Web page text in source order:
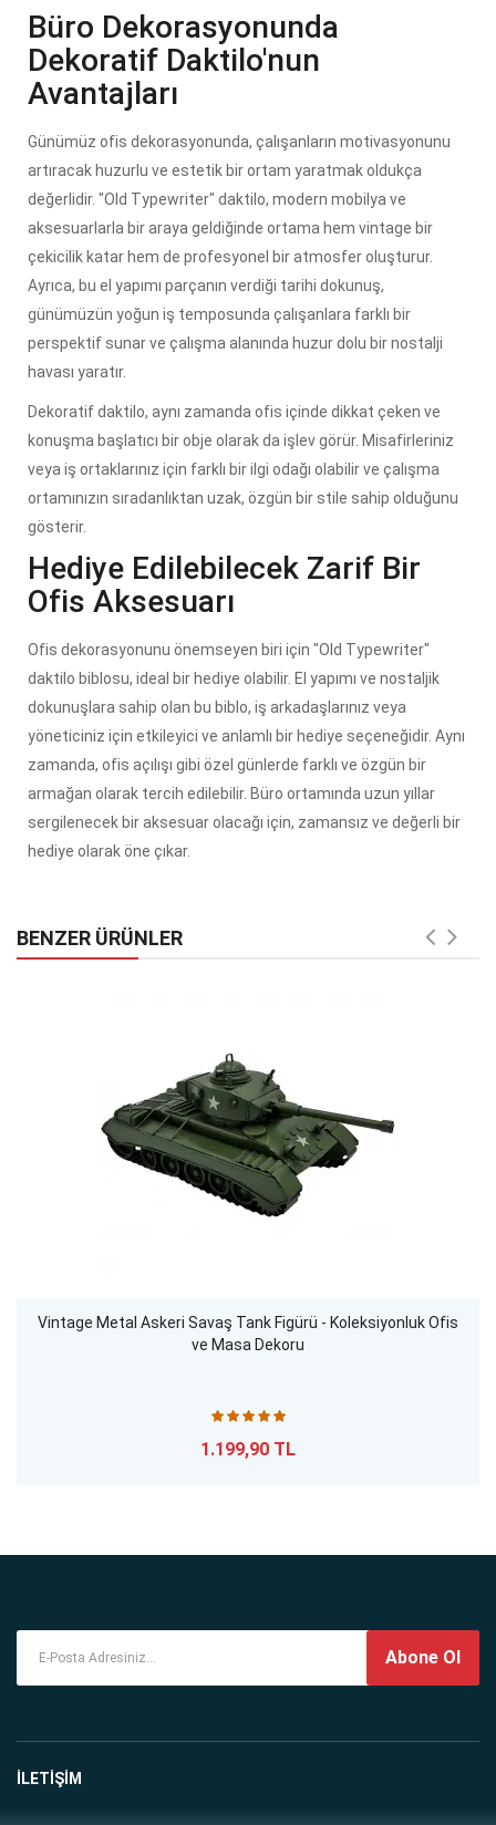
Büro Dekorasyonunda
Dekoratif Daktilo'nun
Avantajları
Günümüz ofis dekorasyonunda, çalışanların motivasyonunu
artıracak huzurlu ve estetik bir ortam yaratmak oldukça
değerlidir. "Old Typewriter" daktilo, modern mobilya ve
aksesuarlarla bir araya geldiğinde ortama hem vintage bir
çekicilik katar hem de profesyonel bir atmosfer oluşturur.
Ayrıca, bu el yapımı parçanın verdiği tarihi dokunuş,
günümüzün yoğun iş temposunda çalışanlara farklı bir
perspektif sunar ve çalışma alanında huzur dolu bir nostalji
havası yaratır.
Dekoratif daktilo, aynı zamanda ofis içinde dikkat çeken ve
konuşma başlatıcı bir obje olarak da işlev görür. Misafirleriniz
veya iş ortaklarınız için farklı bir ilgi odağı olabilir ve çalışma
ortamınızın sıradanlıktan uzak, özgün bir stile sahip olduğunu
gösterir.
Hediye Edilebilecek Zarif Bir
Ofis Aksesuarı
Ofis dekorasyonunu önemseyen biri için "Old Typewriter"
daktilo biblosu, ideal bir hediye olabilir. El yapımı ve nostaljik
dokunuşlara sahip olan bu biblo, iş arkadaşlarınız veya
yöneticiniz için etkileyici ve anlamlı bir hediye seçeneğidir. Aynı
zamanda, ofis açılışı gibi özel günlerde farklı ve özgün bir
armağan olarak tercih edilebilir. Büro ortamında uzun yıllar
sergilenecek bir aksesuar olacağı için, zamansız ve değerli bir
hediye olarak öne çıkar.
BENZER ÜRÜNLER
Vintage Metal Askeri Savaş Tank Figürü - Koleksiyonluk Ofis
ve Masa Dekoru
1.199,90 TL
Abone Ol
İLETİŞİM